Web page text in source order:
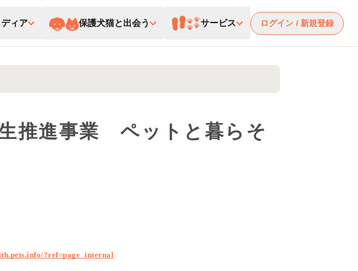
ディア 保護犬猫と出会う サービス ログイン / 新規登録
推進事業 ペットと暮らそ
?ref=page_internal